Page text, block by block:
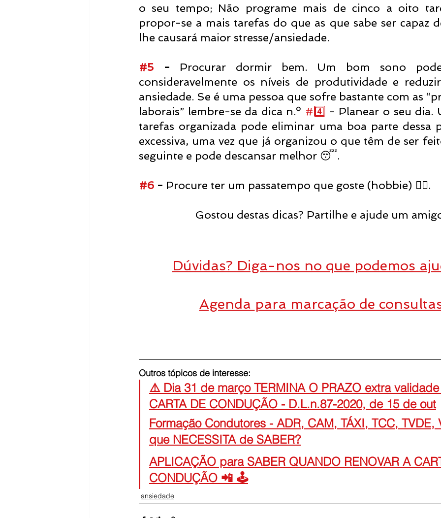
o seu tempo; Não programe mais de cinco a oito
propor-se a mais tarefas do que as que sabe ser capaz
lhe causará maior stresse/ansiedade.⠀
#5 - Procurar dormir bem. Um bom sono
consideravelmente os níveis de produtividade e
ansiedade. Se é uma pessoa que sofre bastante com as
laborais” lembre-se da dica n.º #4 ️⃣ - Planear o seu dia.
tarefas organizada pode eliminar uma boa parte dessa
excessiva, uma vez que já organizou o que têm de ser
seguinte e pode descansar melhor 😴. ⠀
#6 - Procure ter um passatempo que goste (hobbie) 🚴‍♀️.
Gostou destas dicas? Partilhe e ajude um
Dúvidas? Diga-nos no que podemos
Agenda para marcação de
Outros tópicos de interesse:
⚠️ Dia 31 de março TERMINA O PRAZO extra
CARTA DE CONDUÇÃO - D.L.n.87-2020, de 15 de out
Formação Condutores - ADR, CAM, TÁXI, TCC, TVDE,
que NECESSITA de SABER?
APLICAÇÃO para SABER QUANDO RENOVAR A
CONDUÇÃO 📲 🕹
ansiedade